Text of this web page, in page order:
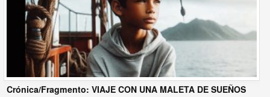
Crónica/Fragmento: VIAJE CON UNA MALETA DE SUEÑOS